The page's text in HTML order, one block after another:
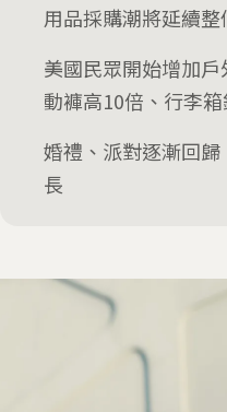
用品採購潮將延續整
美國民眾開始增加
動褲高10倍、行李
婚禮、派對逐漸回
長